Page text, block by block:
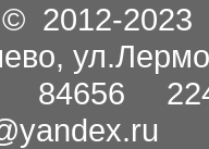
2012-2023
84656